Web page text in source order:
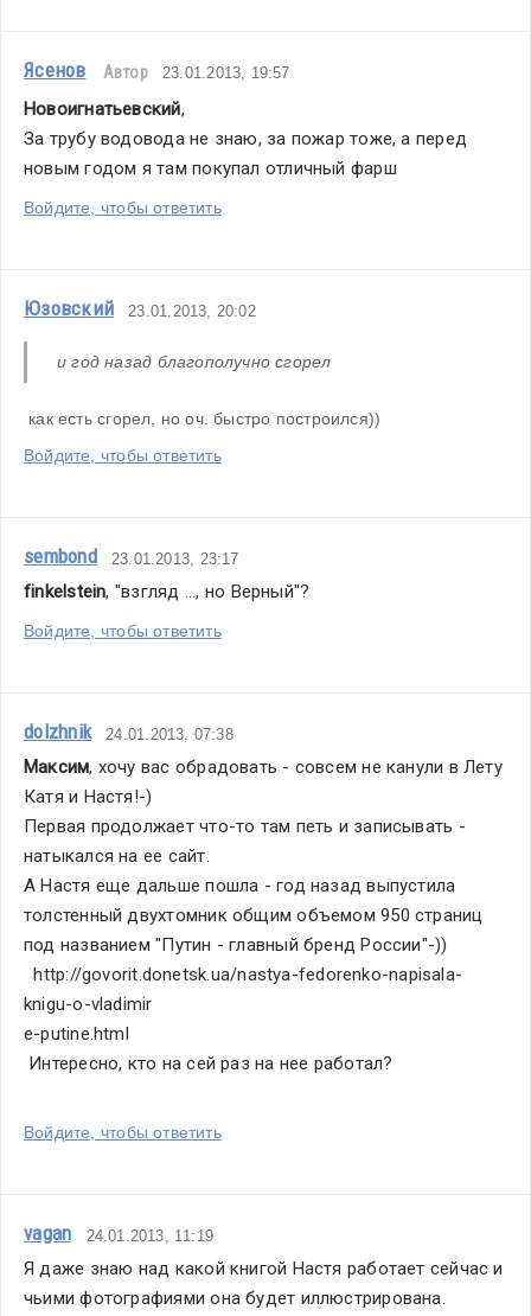
Ясенов Автор 23.01.2013, 19:57
Новоигнатьевский,
За трубу водовода не знаю, за пожар тоже, а перед
новым годом я там покупал отличный фарш
Войдите, чтобы ответить
Юзовский 23.01.2013, 20:02
и год назад благополучно сгорел
как есть сгорел, но оч. быстро построился))
Войдите, чтобы ответить
sembond 23.01.2013, 23:17
finkelstein, "взгляд ..., но Верный"?
Войдите, чтобы ответить
dolzhnik 24.01.2013, 07:38
Максим, хочу вас обрадовать - совсем не канули в Лету
Катя и Настя!-)
Первая продолжает что-то там петь и записывать -
натыкался на ее сайт.
А Настя еще дальше пошла - год назад выпустила
толстенный двухтомник общим объемом 950 страниц
под названием "Путин - главный бренд России"-))
http://govorit.donetsk.ua/nastya-fedorenko-napisala-
knigu-o-vladimir
e-putine.html
Интересно, кто на сей раз на нее работал?
Войдите, чтобы ответить
vagan 24.01.2013, 11:19
Я даже знаю над какой книгой Настя работает сейчас и
чьими фотографиями она будет иллюстрирована.